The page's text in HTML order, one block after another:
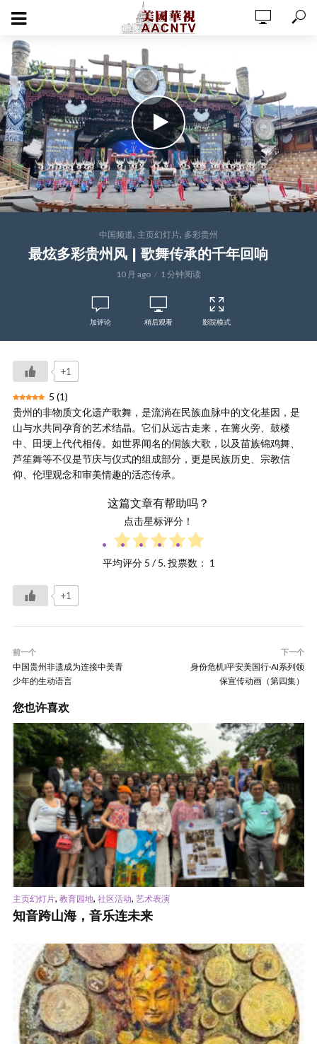
中国频道, 主页幻灯片, 多彩贵州
最炫多彩贵州风 | 歌舞传承的千年回响
10 月 ago 1 分钟阅读
加评论 稍后观看 影院模式
+1
5 (1)
贵州的非物质文化遗产歌舞，是流淌在民族血脉中的文化基因，是
山与水共同孕育的艺术结晶。它们从远古走来，在篝火旁、鼓楼
中、田埂上代代相传。如世界闻名的侗族大歌，以及苗族锦鸡舞、
芦笙舞等不仅是节庆与仪式的组成部分，更是民族历史、宗教信
仰、伦理观念和审美情趣的活态传承。
这篇文章有帮助吗？
点击星标评分！
平均评分 5 / 5. 投票数： 1
+1
前一个
中国贵州非遗成为连接中美青
少年的生动语言
下一个
身份危机‖平安美国行·AI系列领
保宣传动画（第四集）
您也许喜欢
主页幻灯片, 教育园地, 社区活动, 艺术表演
知音跨山海，音乐连未来